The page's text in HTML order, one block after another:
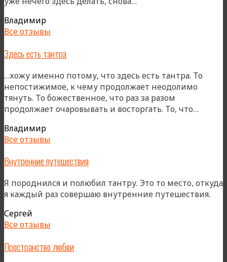
Владимир
Все отзывы
Здесь есть тантра
…хожу именно потому, что здесь есть тантра. То
непостижимое, к чему продолжает неодолимо
тянуть. То божественное, что раз за разом
продолжает очаровывать и восторгать. То, что…
Владимир
Все отзывы
Внутренние путешествия
Я породнился и полюбил тантру. Это то место, откуда
я каждый раз совершаю внутренние путешествия.
Сергей
Все отзывы
Пространство любви